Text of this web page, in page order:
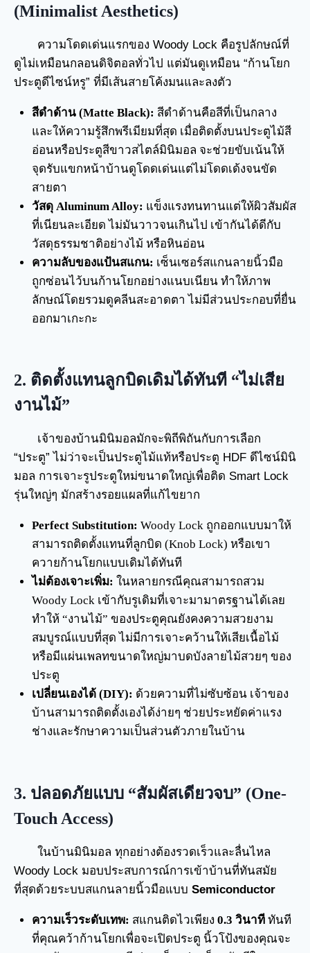
(Minimalist Aesthetics)
ความโดดเด่นแรกของ Woody Lock คือรูปลักษณ์ที่
ดูไม่เหมือนกลอนดิจิตอลทั่วไป แต่มันดูเหมือน “ก้านโยก
ประตูดีไซน์หรู” ที่มีเส้นสายโค้งมนและลงตัว
สีดำด้าน (Matte Black): สีดำด้านคือสีที่เป็นกลาง
และให้ความรู้สึกพรีเมียมที่สุด เมื่อติดตั้งบนประตูไม้สี
อ่อนหรือประตูสีขาวสไตล์มินิมอล จะช่วยขับเน้นให้
จุดรับแขกหน้าบ้านดูโดดเด่นแต่ไม่โดดเด้งจนขัด
สายตา
วัสดุ Aluminum Alloy: แข็งแรงทนทานแต่ให้ผิวสัมผัส
ที่เนียนละเอียด ไม่มันวาวจนเกินไป เข้ากันได้ดีกับ
วัสดุธรรมชาติอย่างไม้ หรือหินอ่อน
ความลับของแป้นสแกน: เซ็นเซอร์สแกนลายนิ้วมือ
ถูกซ่อนไว้บนก้านโยกอย่างแนบเนียน ทำให้ภาพ
ลักษณ์โดยรวมดูคลีนสะอาดตา ไม่มีส่วนประกอบที่ยื่น
ออกมาเกะกะ
2. ติดตั้งแทนลูกบิดเดิมได้ทันที “ไม่เสีย
งานไม้”
เจ้าของบ้านมินิมอลมักจะพิถีพิถันกับการเลือก
“ประตู” ไม่ว่าจะเป็นประตูไม้แท้หรือประตู HDF ดีไซน์มินิ
มอล การเจาะรูประตูใหม่ขนาดใหญ่เพื่อติด Smart Lock
รุ่นใหญ่ๆ มักสร้างรอยแผลที่แก้ไขยาก
Perfect Substitution: Woody Lock ถูกออกแบบมาให้
สามารถติดตั้งแทนที่ลูกบิด (Knob Lock) หรือเขา
ควายก้านโยกแบบเดิมได้ทันที
ไม่ต้องเจาะเพิ่ม: ในหลายกรณีคุณสามารถสวม
Woody Lock เข้ากับรูเดิมที่เจาะมามาตรฐานได้เลย
ทำให้ “งานไม้” ของประตูคุณยังคงความสวยงาม
สมบูรณ์แบบที่สุด ไม่มีการเจาะคว้านให้เสียเนื้อไม้
หรือมีแผ่นเพลทขนาดใหญ่มาบดบังลายไม้สวยๆ ของ
ประตู
เปลี่ยนเองได้ (DIY): ด้วยความที่ไม่ซับซ้อน เจ้าของ
บ้านสามารถติดตั้งเองได้ง่ายๆ ช่วยประหยัดค่าแรง
ช่างและรักษาความเป็นส่วนตัวภายในบ้าน
3. ปลอดภัยแบบ “สัมผัสเดียวจบ” (One-
Touch Access)
ในบ้านมินิมอล ทุกอย่างต้องรวดเร็วและลื่นไหล
Woody Lock มอบประสบการณ์การเข้าบ้านที่ทันสมัย
ที่สุดด้วยระบบสแกนลายนิ้วมือแบบ Semiconductor
ความเร็วระดับเทพ: สแกนติดไวเพียง 0.3 วินาทีทันที
ที่คุณคว้าก้านโยกเพื่อจะเปิดประตู นิ้วโป้งของคุณจะ